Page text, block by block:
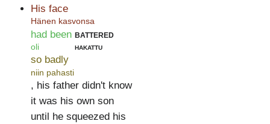
His face
Hänen kasvonsa
had been
oli
battered
hakattu
so badly
niin pahasti
, his father didn't know
it was his own son
until he squeezed his